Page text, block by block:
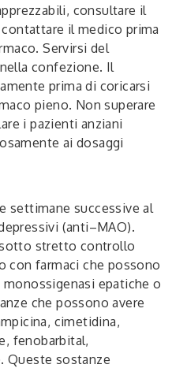
consultare il
il medico prima
Servirsi del
confezione. Il
prima di coricarsi
pieno. Non superare
i pazienti anziani
ai dosaggi
settimane successive al
(anti–MAO).
sotto stretto controllo
con farmaci che possono
epatiche o
che possono avere
cimetidina,
fenobarbital,
Queste sostanze